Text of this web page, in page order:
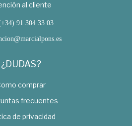
al cliente
91 304 33 03
¿DUDAS?
comprar
frecuentes
de privacidad